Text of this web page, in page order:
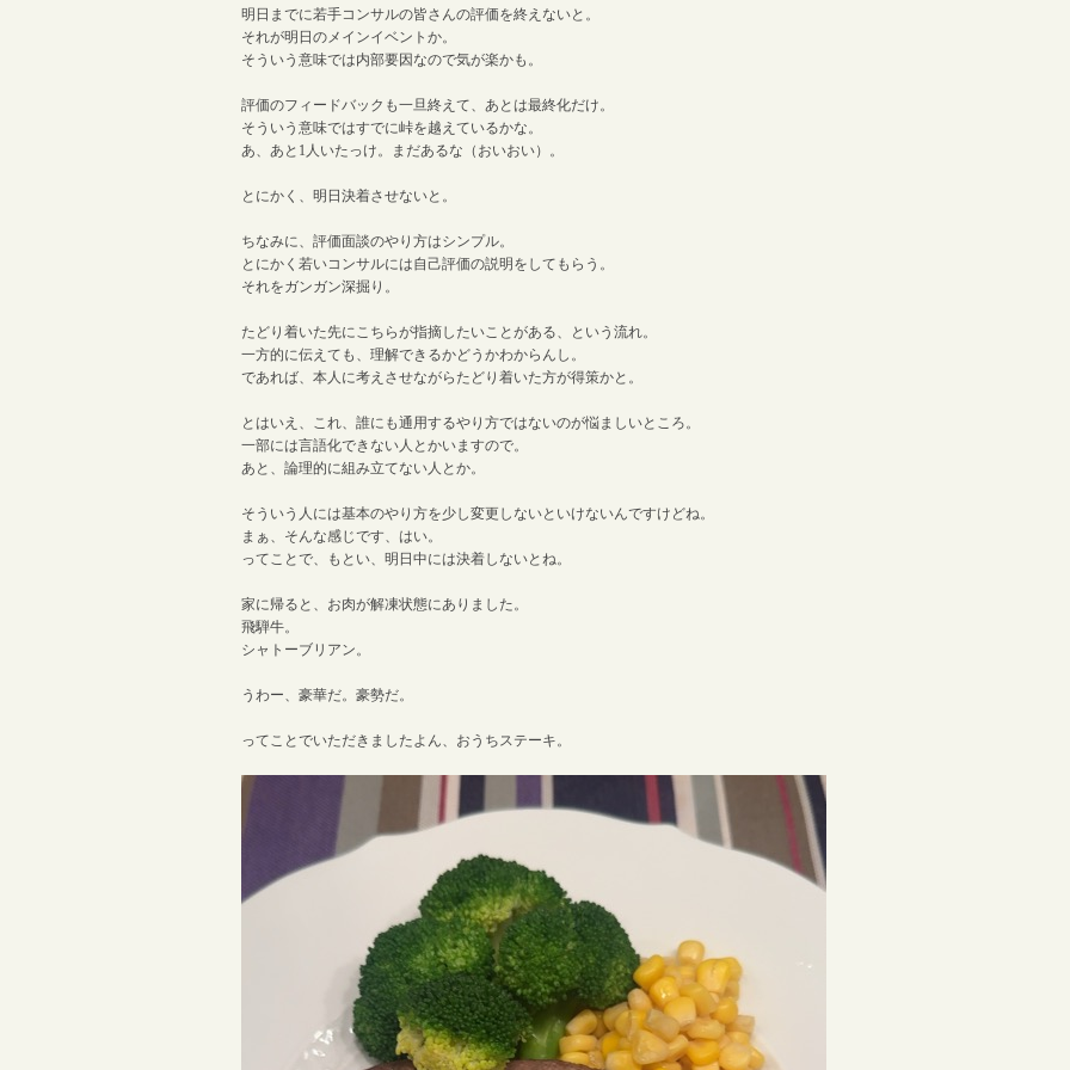
明日までに若手コンサルの皆さんの評価を終えないと。
それが明日のメインイベントか。
そういう意味では内部要因なので気が楽かも。
評価のフィードバックも一旦終えて、あとは最終化だけ。
そういう意味ではすでに峠を越えているかな。
あ、あと1人いたっけ。まだあるな（おいおい）。
とにかく、明日決着させないと。
ちなみに、評価面談のやり方はシンプル。
とにかく若いコンサルには自己評価の説明をしてもらう。
それをガンガン深掘り。
たどり着いた先にこちらが指摘したいことがある、という流れ。
一方的に伝えても、理解できるかどうかわからんし。
であれば、本人に考えさせながらたどり着いた方が得策かと。
とはいえ、これ、誰にも通用するやり方ではないのが悩ましいところ。
一部には言語化できない人とかいますので。
あと、論理的に組み立てない人とか。
そういう人には基本のやり方を少し変更しないといけないんですけどね。
まぁ、そんな感じです、はい。
ってことで、もとい、明日中には決着しないとね。
家に帰ると、お肉が解凍状態にありました。
飛騨牛。
シャトーブリアン。
うわー、豪華だ。豪勢だ。
ってことでいただきましたよん、おうちステーキ。